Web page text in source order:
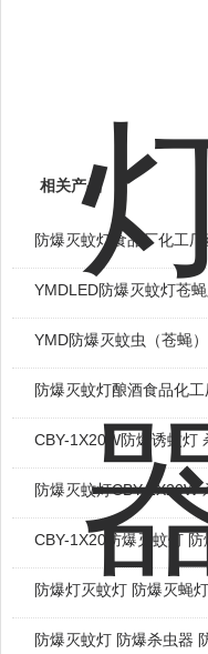
相关产品
防爆灭蚊灯食品厂化工
YMDLED防爆灭蚊灯苍
YMD防爆灭蚊虫（苍蝇
防爆灭蚊灯酿酒食品化
CBY-1X20W防爆诱蚊灯
防爆灭蚊灯CBY-1X20W
CBY-1X20防爆灭蚊灯
防爆灯灭蚊灯 防爆灭蝇灯
防爆灭蚊灯 防爆杀虫器